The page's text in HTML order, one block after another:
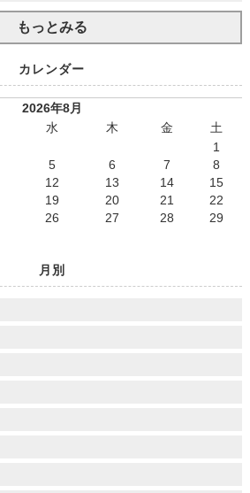
もっとみる
カレンダー
2026年8月
水 木 金
土
1
5 6 7
8
12 13 14
15
19 20 21
22
26 27 28
29
月別